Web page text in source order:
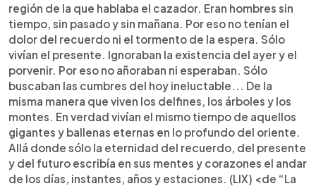
región de la que hablaba el cazador. Eran hombres sin
tiempo, sin pasado y sin mañana. Por eso no tenían el
dolor del recuerdo ni el tormento de la espera. Sólo
vivían el presente. Ignoraban la existencia del ayer y el
porvenir. Por eso no añoraban ni esperaban. Sólo
buscaban las cumbres del hoy ineluctable... De la
misma manera que viven los delfines, los árboles y los
montes. En verdad vivían el mismo tiempo de aquellos
gigantes y ballenas eternas en lo profundo del oriente.
Allá donde sólo la eternidad del recuerdo, del presente
y del futuro escribía en sus mentes y corazones el andar
de los días, instantes, años y estaciones. (LIX) <de “La